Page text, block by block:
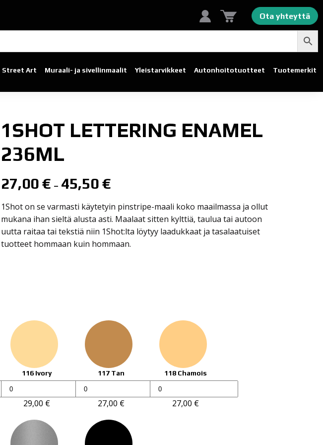
Ota yhteyttä
Street Art Muraali- ja sivellinmaalit Yleistarvikkeet Autonhoito­tuotteet Tuotemerkit
1SHOT LETTERING ENAMEL
236ML
27,00€ – 45,50€
1Shot on se varmasti käytetyin pinstripe-maali koko maailmassa ja ollut
mukana ihan sieltä alusta asti. Maalaat sitten kylttiä, taulua tai autoon
uutta raitaa tai tekstiä niin 1Shot:lta löytyy laadukkaat ja tasalaatuiset
tuotteet hommaan kuin hommaan.
116 Ivory
1Shot
Lettering
enamel
236ml
määrä
29,00 €
117 Tan
1Shot
Lettering
enamel
236ml
määrä
27,00 €
118 Chamois
1Shot
Lettering
enamel
27,00 €